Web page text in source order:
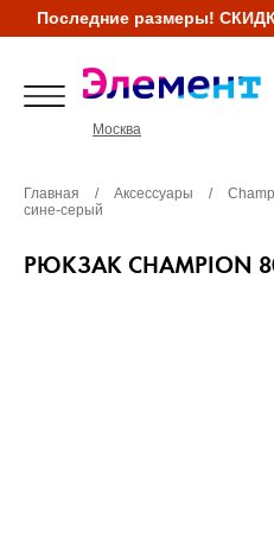
Последние размеры!
Москва
Главная / Аксессуары /
сине-серый
РЮКЗАК CHAMPION